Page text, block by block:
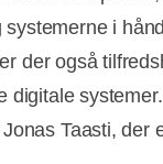
systemerne i
der også
digitale
Taasti, der